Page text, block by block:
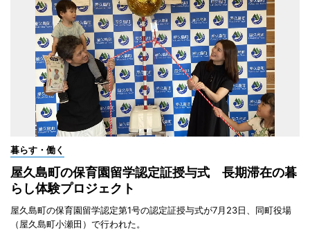
暮らす・働く
屋久島町の保育園留学認定証授与式 長期滞在の暮
らし体験プロジェクト
屋久島町の保育園留学認定第1号の認定証授与式が7月23日、同町役場
（屋久島町小瀬田）で行われた。